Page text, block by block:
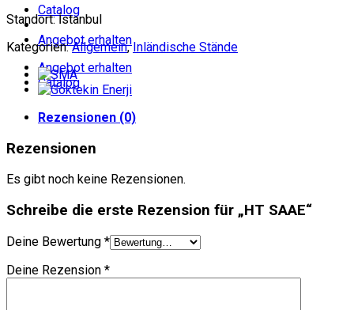
Catalog
Angebot erhalten
Angebot erhalten
Catalog
Standort: İstanbul
Kategorien:Allgemein,Inländische Stände
Rezensionen (0)
Rezensionen
Es gibt noch keine Rezensionen.
Schreibe die erste Rezension für „HT SAAE“
Deine Bewertung *
Deine Rezension *